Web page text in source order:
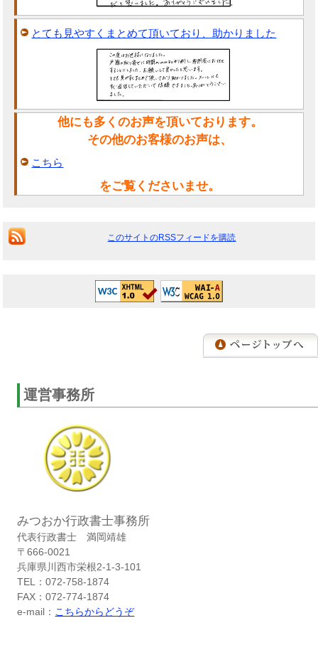
とても見やすくまとめて頂いており、助かりました
他にも多くのお声を頂いております。
その他のお客様のお声は、
こちら
をご覧くださいませ。
このサイトのRSSフィードを購読
運営事務所
みつおか行政書士事務所
代表行政書士 満岡靖雄
〒666-0021
兵庫県川西市栄根2-1-3-101
TEL：072-758-1874
FAX：072-774-1874
e-mail： こちらからどうぞ